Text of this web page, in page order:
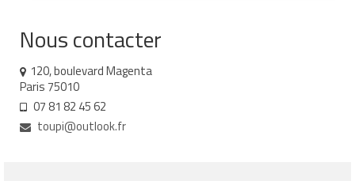
Nos cafés des parents
Soutenir TouPI
Adhérer
Nous contacter
120, boulevard Magenta
Paris 75010
07 81 82 45 62
toupi@outlook.fr